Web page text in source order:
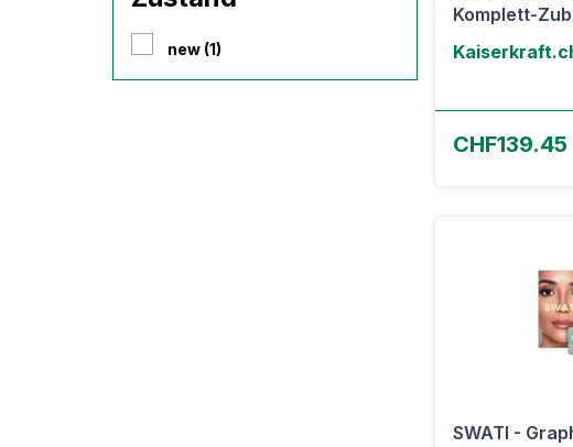
new (1)
Komplett-
CHF139.45
SWATI -